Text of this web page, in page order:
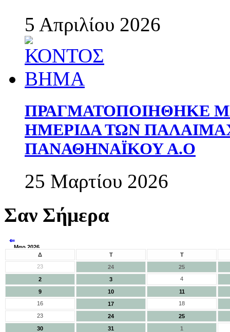
5 Απριλίου 2026
ΠΡΑΓΜΑΤΟΠΟΙΗΘΗΚΕ
ΗΜΕΡΙΔΑ ΤΩΝ
ΠΑΝΑΘΗΝΑΪΚΟΥ Α.Ο
25 Μαρτίου 2026
Σαν Σήμερα
⇐
Μαρ 2026
Δ Τ
Τ
23
24
25
2
3 4
9 10
11
16
17
18
23
24
25
30
31 1